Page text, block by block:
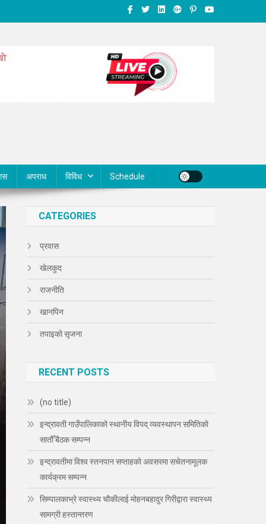
अपराध विविध Schedule
CATEGORIES
प्रवास
खेलकुद
राजनीति
खानपिन
तपाइको सृजना
RECENT POSTS
(no title)
इन्द्रावती गाउँपालिकाको स्थानीय विपद् व्यवस्थापन समितिको
सातौँ बैठक सम्पन्न
इन्द्रावतीमा विश्व स्तनपान सप्ताहको अवसरमा सचेतनामूलक
कार्यक्रम सम्पन्न
सिम्पालकाभ्रे स्वास्थ्य चौकीलाई मोहनबहादुर गिरीद्वारा स्वास्थ्य
सामग्री हस्तान्तरण